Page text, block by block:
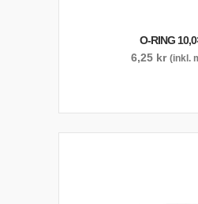
O-RING
6,25 kr (inkl.